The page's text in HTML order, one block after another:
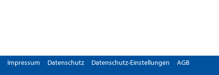
Impressum Datenschutz Datenschutz-Einstellungen AGB